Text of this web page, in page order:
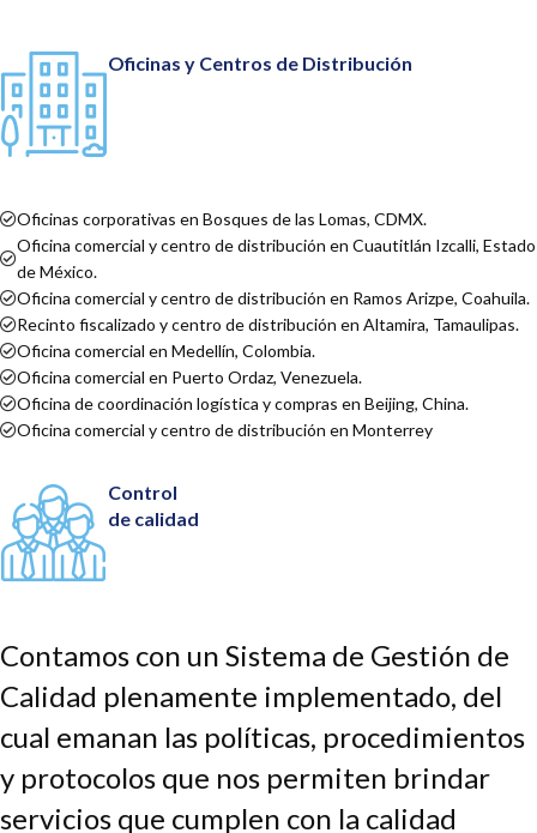
Oficinas y Centros de Distribución
Oficinas corporativas en Bosques de las Lomas, CDMX.
Oficina comercial y centro de distribución en Cuautitlán Izcalli, Estado
de México.
Oficina comercial y centro de distribución en Ramos Arizpe, Coahuila.
Recinto fiscalizado y centro de distribución en Altamira, Tamaulipas.
Oficina comercial en Medellín, Colombia.
Oficina comercial en Puerto Ordaz, Venezuela.
Oficina de coordinación logística y compras en Beijing, China.
Oficina comercial y centro de distribución en Monterrey
Control
de calidad
Contamos con un Sistema de Gestión de
Calidad plenamente implementado, del
cual emanan las políticas, procedimientos
y protocolos que nos permiten brindar
servicios que cumplen con la calidad